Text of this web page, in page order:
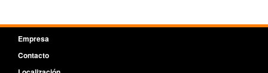
Empresa
Contacto